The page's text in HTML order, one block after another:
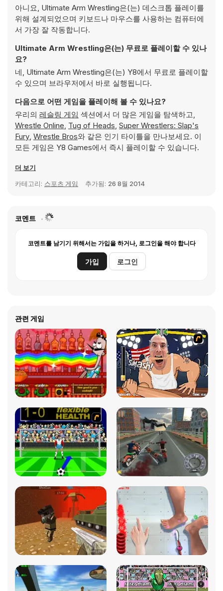
아니요, Ultimate Arm Wrestling은(는) 데스크톱 플레이를
위해 설계되었으며 키보드나 마우스를 사용하는 컴퓨터에
서 가장 잘 작동합니다.
Ultimate Arm Wrestling은(는) 무료로 플레이할 수 있나
요?
네, Ultimate Arm Wrestling은(는) Y8에서 무료로 플레이할
수 있으며 브라우저에서 바로 실행됩니다.
다음으로 어떤 게임을 플레이해 볼 수 있나요?
우리의 레슬링 게임 섹션에서 더 많은 게임을 탐색하고,
Wrestle Online, Tug of Heads, Super Wrestlers: Slap's
Fury, Wrestle Bros와 같은 인기 타이틀을 만나보세요. 이
모든 게임은 Y8 Games에서 즉시 플레이할 수 있습니다.
더 보기
카테고리: 스포츠 게임 추가됨: 26 8월 2014
코멘트
코멘트를 남기기 위해서는 가입을 하거나, 로그인을 해야 합니다
가입 로그인
관련 게임